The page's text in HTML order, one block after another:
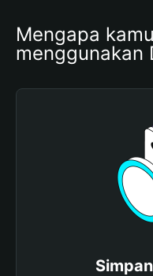
Mengapa
menggunakan